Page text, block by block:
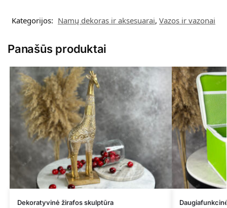
Kategorijos: Namų dekoras ir aksesuarai, Vazos ir vazonai
Panašūs produktai
Dekoratyvinė žirafos skulptūra